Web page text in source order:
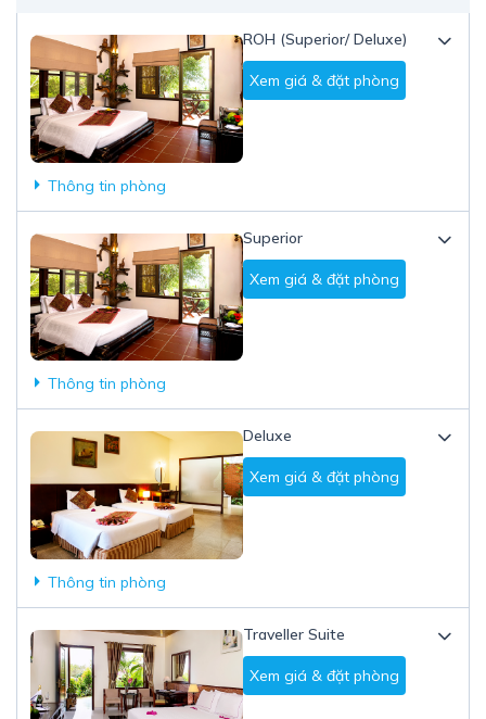
ROH (Superior/ Deluxe)
Xem giá & đặt phòng
Thông tin phòng
Superior
Xem giá & đặt phòng
Thông tin phòng
Deluxe
Xem giá & đặt phòng
Thông tin phòng
Traveller Suite
Xem giá & đặt phòng